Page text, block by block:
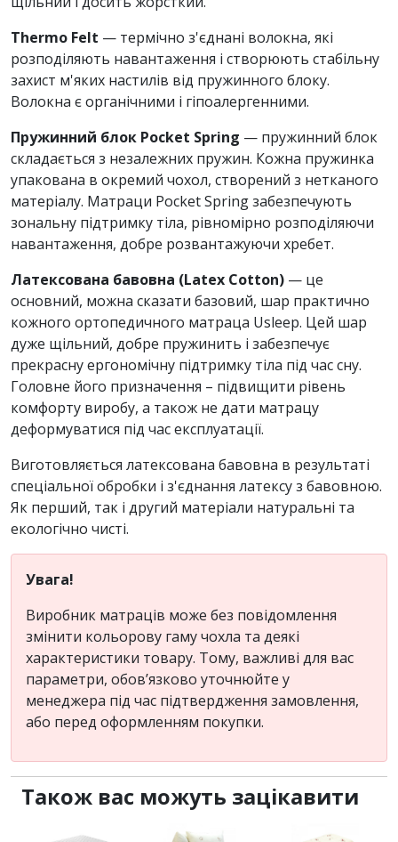
Thermo Felt — термічно з'єднані волокна, які
розподіляють навантаження і створюють стабільну
захист м'яких настилів від пружинного блоку.
Волокна є органічними і гіпоалергенними.
Пружинний блок Pocket Spring — пружинний блок
складається з незалежних пружин. Кожна пружинка
упакована в окремий чохол, створений з нетканого
матеріалу. Матраци Pocket Spring забезпечують
зональну підтримку тіла, рівномірно розподіляючи
навантаження, добре розвантажуючи хребет.
Латексована бавовна (Latex Cotton) — це
основний, можна сказати базовий, шар практично
кожного ортопедичного матраца Usleep. Цей шар
дуже щільний, добре пружинить і забезпечує
прекрасну ергономічну підтримку тіла під час сну.
Головне його призначення – підвищити рівень
комфорту виробу, а також не дати матрацу
деформуватися під час експлуатації.
Виготовляється латексована бавовна в результаті
спеціальної обробки і з'єднання латексу з бавовною.
Як перший, так і другий матеріали натуральні та
екологічно чисті.
Увага!
Виробник матраців може без повідомлення
змінити кольорову гаму чохла та деякі
характеристики товару. Тому, важливі для вас
параметри, обов’язково уточнюйте у
менеджера під час підтвердження замовлення,
або перед оформленням покупки.
Також вас можуть зацікавити